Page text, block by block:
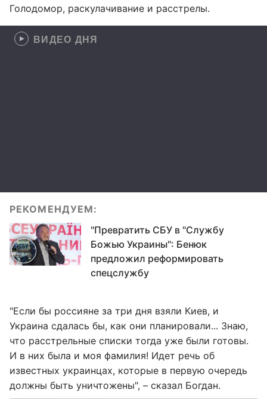
Голодомор, раскулачивание и расстрелы.
ВИДЕО ДНЯ
РЕКОМЕНДУЕМ:
"Превратить СБУ в "Службу
Божью Украины": Бенюк
предложил реформировать
спецслужбу
"Если бы россияне за три дня взяли Киев, и
Украина сдалась бы, как они планировали... Знаю,
что расстрельные списки тогда уже были готовы.
И в них была и моя фамилия! Идет речь об
известных украинцах, которые в первую очередь
должны быть уничтожены", – сказал Богдан.